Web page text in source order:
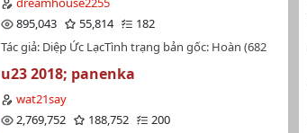
895,043
55,814
182
Tác giả: Diệp Ức LạcTình trạng bản gốc: Hoàn (682
OngoingThể loại: Xuyên qua, đam mỹ, cổ đại, hiện
đại, tình cảm, tiên hiệp, dị thế, tu chân, xuyên việt,
trọng sinh, song khiết, chủ công, hào môn thế gia,
u23 2018; panenka
wat21say
2,769,752
188,752
200